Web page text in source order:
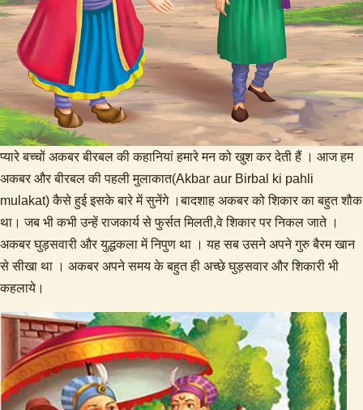
प्यारे बच्चों अकबर बीरबल की कहानियां हमारे मन को खुश कर देती हैं । आज हम
अकबर और बीरबल की पहली मुलाकात(Akbar aur Birbal ki pahli
mulakat) कैसे हुई इसके बारे में सुनेंगे ।बादशाह अकबर को शिकार का बहुत शौक
था। जब भी कभी उन्हें राजकार्य से फुर्सत मिलती,वे शिकार पर निकल जाते ।
अकबर घुड़सवारी और युद्धकला में निपुण था । यह सब उसने अपने गुरु बैरम खान
से सीखा था । अकबर अपने समय के बहुत ही अच्छे घुड़सवार और शिकारी भी
कहलाये।